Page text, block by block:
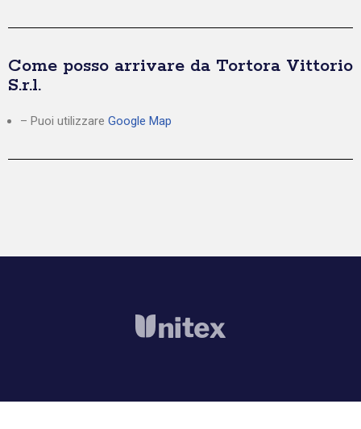
Come posso arrivare da Tortora Vittorio
S.r.l.
– Puoi utilizzare Google Map